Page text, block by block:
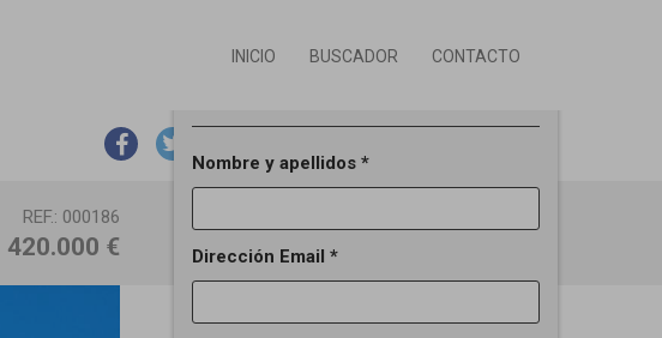
INICIO BUSCADOR CONTACTO
Nombre y apellidos *
Dirección Email *
REF.: 000186
420.000 €